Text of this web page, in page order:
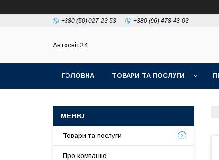
+380 (50) 027-23-53 +380 (96) 478-43-03
Автосвіт24
ГОЛОВНА ТОВАРИ ТА ПОСЛУГИ
Товари та послуги
Про компанію